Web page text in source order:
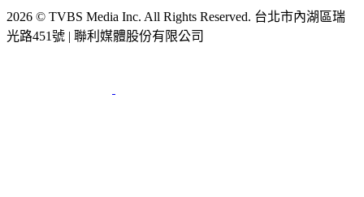
2026 © TVBS Media Inc. All Rights Reserved. 台北市內湖區瑞
光路451號 | 聯利媒體股份有限公司